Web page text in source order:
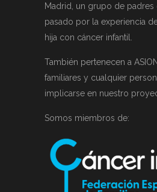
Madrid, un grupo de padres
pasado por la experiencia
hija con cáncer infantil.
También pertenecen a
familiares y cualquier
implicarse en nuestro
Somos miembros de: